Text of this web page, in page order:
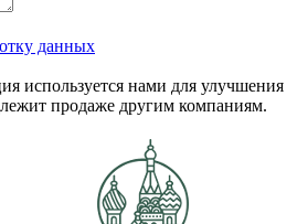
данных
используется нами для улучшения
продаже другим компаниям.